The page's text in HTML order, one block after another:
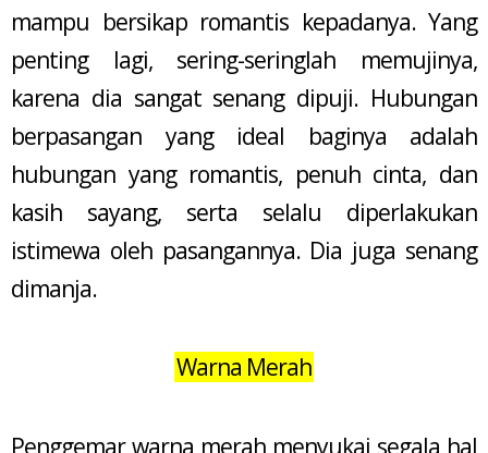
mampu bersikap romantis kepadanya. Yang
penting lagi, sering-seringlah memujinya,
karena dia sangat senang dipuji. Hubungan
berpasangan yang ideal baginya adalah
hubungan yang romantis, penuh cinta, dan
kasih sayang, serta selalu diperlakukan
istimewa oleh pasangannya. Dia juga senang
dimanja.
Warna Merah
Penggemar warna merah menyukai segala hal